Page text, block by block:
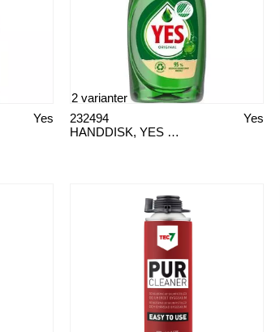
Yes
HANDDISK, YES ORIGINAL
Yes
232494
2 varianter